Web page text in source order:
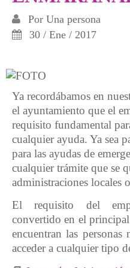
Por Una persona
30 / Ene / 2017
Ya recordábamos en
el ayuntamiento que el
requisito fundamental
cualquier ayuda. Ya sea
para las ayudas de
cualquier trámite que se
administraciones locales
El requisito del
convertido en el
encuentran las personas
acceder a cualquier tipo